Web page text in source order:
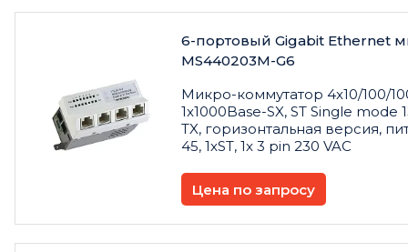
6-портовый Gigabit Ethernet
MS440203M-G6
Микро-коммутатор 4x10/100/
1x1000Base-SX, ST Single mode
TX, горизонтальная версия,
45, 1xST, 1x 3 pin 230 VAC
Цена по запросу